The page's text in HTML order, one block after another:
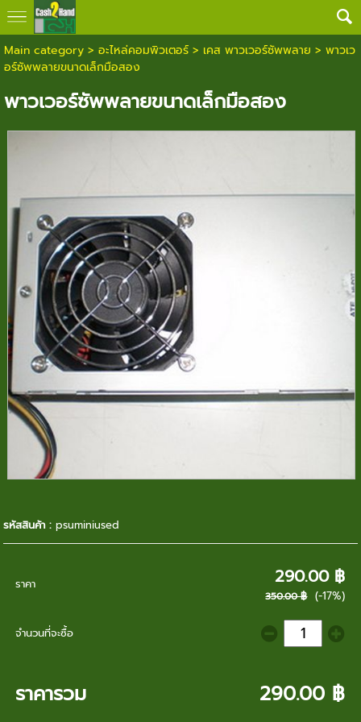
Main category> อะไหล่คอมพิวเตอร์> เคส พาวเวอร์ซัพพลาย > พาวเว
อร์ซัพพลายขนาดเล็กมือสอง
พาวเวอร์ซัพพลายขนาดเล็กมือสอง
รหัสสินค้า :psuminiused
ราคา 290.00 ฿
350.00 ฿ (-17%)
จำนวนที่จะซื้อ
ราคารวม 290.00 ฿